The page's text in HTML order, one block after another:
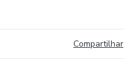
Compartilhar